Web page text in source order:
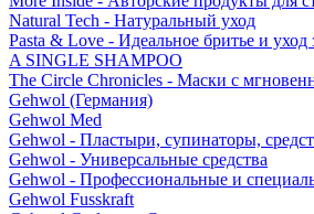
Natural Tech - Натуральный уход
Pasta & Love - Идеальное бритье и уход
A SINGLE SHAMPOO
The Circle Chronicles - Маски с
Gehwol (Германия)
Gehwol Med
Gehwol - Пластыри, супинаторы,
Gehwol - Универсальные средства
Gehwol - Профессиональные и
Gehwol Fusskraft